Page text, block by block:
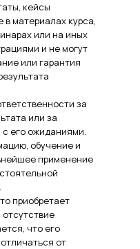
кейсы
материалах курса,
или на иных
и не могут
или гарантия
за
или за
его ожиданиями.
обучение и
применение
приобретает
что его
от